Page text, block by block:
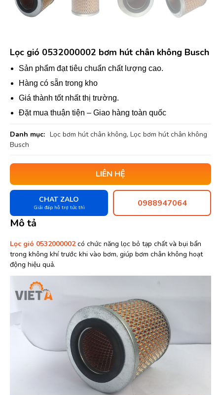
Lọc gió 0532000002 bơm hút chân không Busch
Sản phẩm đạt tiêu chuẩn chất lượng cao.
Hàng có sẵn trong kho
Giá thành tốt nhất thị trường.
Đặt mua thuận tiện – Giao hàng toàn quốc
Danh mục: Lọc bơm hút chân không, Lọc bơm hút chân không
Busch
LIÊN HỆ
CHAT ZALO
Giải đáp hỗ trợ tức thì 0988947064
Mô tả
Lọc gió 0532000002có chức năng lọc bỏ tạp chất và bụi bẩn
trong không khí trước khi vào bơm, giúp bơm chân không hoạt
động hiệu quả.